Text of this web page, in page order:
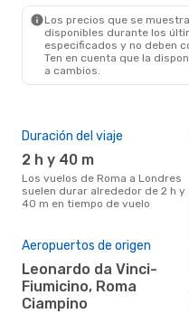
Los precios que se
disponibles durante los
especificados y no deben
Ten en cuenta que la
a cambios.
Duración del viaje
2 h y 40 m
Los vuelos de Roma a Londres
suelen durar alrededor de 2 h y
40 m en tiempo de vuelo
Aeropuertos de origen
Leonardo da Vinci-
Fiumicino, Roma
Ciampino